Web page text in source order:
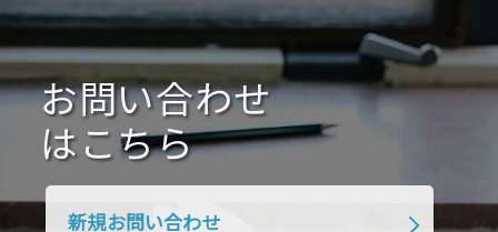
2021年1月 2020年12月 2020年11月
2020年10月 2020年9月 2020年8月
2020年7月 2020年6月 2020年5月
2020年4月 2020年3月 2020年2月
2019年10月 2019年9月
お問い合わせ
はこちら
新規お問い合わせ